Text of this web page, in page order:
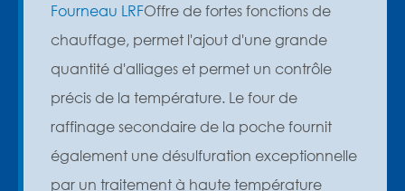
Fourneau LRFOffre de fortes fonctions de
chauffage, permet l'ajout d'une grande
quantité d'alliages et permet un contrôle
précis de la température. Le four de
raffinage secondaire de la poche fournit
également une désulfuration exceptionnelle
par un traitement à haute température